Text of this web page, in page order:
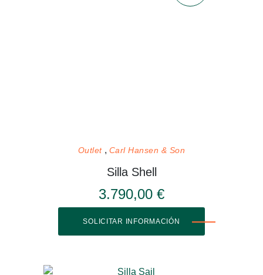
Outlet Carl Hansen & Son
Silla Shell
3.790,00 €
SOLICITAR INFORMACIÓN